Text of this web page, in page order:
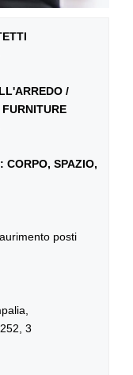
/
CORPO, SPAZIO,
posti
3